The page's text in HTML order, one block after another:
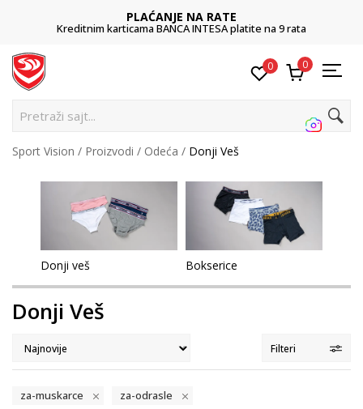
PLAĆANJE NA RATE
Kreditnim karticama BANCA INTESA platite na 9 rata
0 0
Pretra
Sport Vision Proizvodi Odeća Donji Veš
Donji veš Bokserice
Donji Veš
Filteri
za-muskarce
za-odrasle